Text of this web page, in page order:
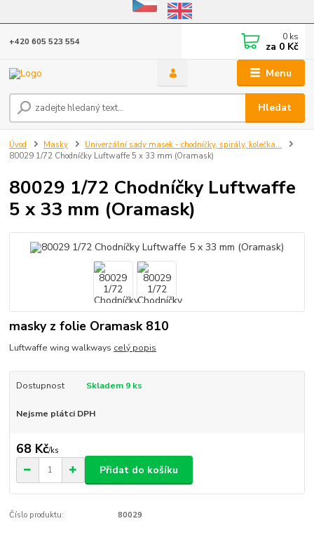
Eshop v provozu do 31.10.2026
Menu
Hledat
+420 605 523 554 0 ks
za 0 Kč
Úvod Masky
Univerzální sady masek - chodníčky, spirály, kolečka...
80029 1/72 Chodníčky Luftwaffe 5 x 33 mm (Oramask)
80029 1/72 Chodníčky Luftwaffe
5 x 33 mm (Oramask)
masky z folie Oramask 810
Luftwaffe wing walkways celý popis
Dostupnost Skladem 9 ks
Nejsme plátci DPH
68 Kč/ks
Přidat do košíku
Číslo produktu: 80029